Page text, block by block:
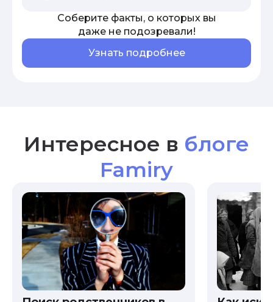
Соберите факты, о которых вы
даже не подозревали!
Узнать подробнее
Интересное в блоге
Famiry